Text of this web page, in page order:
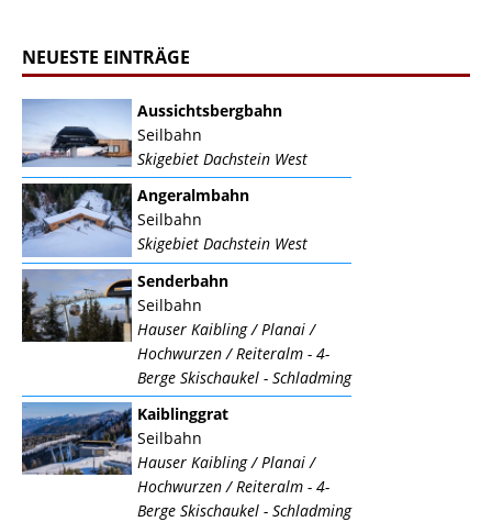
NEUESTE EINTRÄGE
Aussichtsbergbahn
Seilbahn
Skigebiet Dachstein West
Angeralmbahn
Seilbahn
Skigebiet Dachstein West
Senderbahn
Seilbahn
Hauser Kaibling / Planai /
Hochwurzen / Reiteralm - 4-
Berge Skischaukel - Schladming
Kaiblinggrat
Seilbahn
Hauser Kaibling / Planai /
Hochwurzen / Reiteralm - 4-
Berge Skischaukel - Schladming